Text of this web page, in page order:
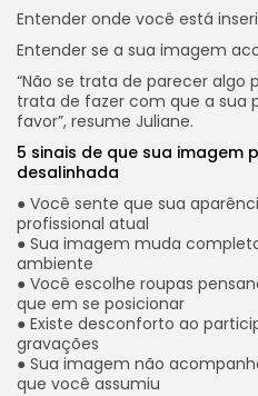
Entender onde você está
Entender se a sua imagem
“Não se trata de parecer algo
trata de fazer com que a sua
favor”, resume Juliane.
5 sinais de que sua imagem
desalinhada
● Você sente que sua
profissional atual
● Sua imagem muda
ambiente
● Você escolhe roupas
que em se posicionar
● Existe desconforto ao
gravações
● Sua imagem não
que você assumiu